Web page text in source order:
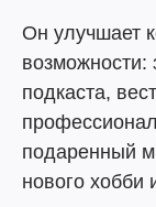
Он улучшает
возможности:
подкаста,
подаренный
нового хобби